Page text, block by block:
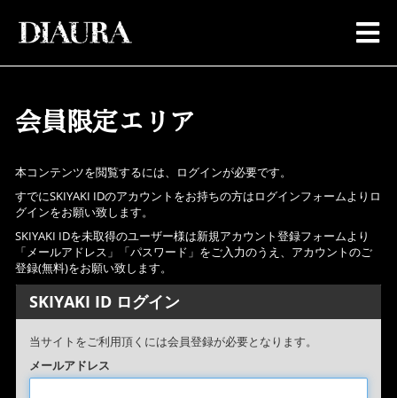
会員限定エリア
本コンテンツを閲覧するには、ログインが必要です。
すでにSKIYAKI IDのアカウントをお持ちの方はログインフォームよりロ
グインをお願い致します。
SKIYAKI IDを未取得のユーザー様は新規アカウント登録フォームより
「メールアドレス」「パスワード」をご入力のうえ、アカウントのご
登録(無料)をお願い致します。
SKIYAKI ID ログイン
当サイトをご利用頂くには会員登録が必要となります。
メールアドレス